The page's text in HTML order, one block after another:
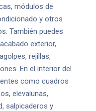
módulos de
y otros
También puedes
exterior,
rejillas,
En el interior del
como cuadros
elevalunas,
salpicaderos y